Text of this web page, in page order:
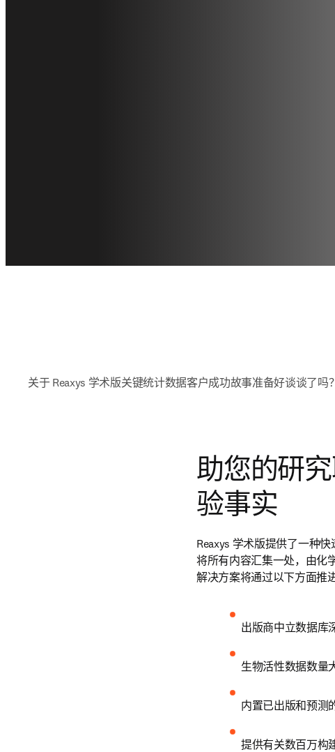
关于 Reaxys 学术版关键统计数据客户成功故事准备好谈谈了吗？
助您的研
验事实
Reaxys 学术版提供了一种
将所有内容汇集一处，由化
解决方案将通过以下方面推
出版商中立数据库
生物活性数据数量
内置已出版和预测
提供有关数百万构